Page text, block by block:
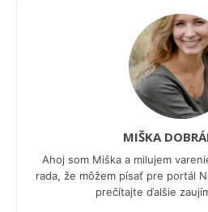
MIŠKA
Ahoj som Miška a milujem
rada, že môžem písať pre portál
prečítajte ďalšie